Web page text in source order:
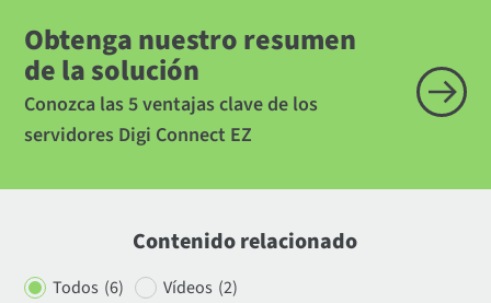
Obtenga nuestro resumen
de la solución
Conozca las 5 ventajas clave de los
servidores Digi Connect EZ
Contenido relacionado
Todos (6) Vídeos (2)